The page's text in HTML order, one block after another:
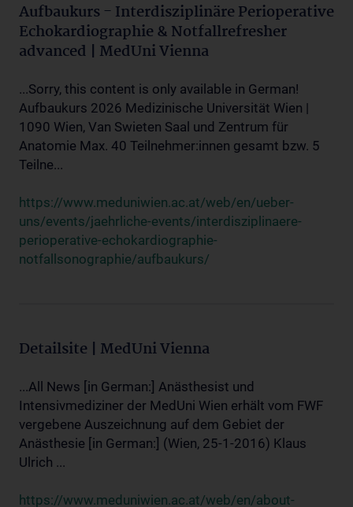
Aufbaukurs - Interdisziplinäre Perioperative
Echokardiographie & Notfallrefresher
advanced | MedUni Vienna
...Sorry, this content is only available in German!
Aufbaukurs 2026 Medizinische Universität Wien |
1090 Wien, Van Swieten Saal und Zentrum für
Anatomie Max. 40 Teilnehmer:innen gesamt bzw. 5
Teilne...
https://www.meduniwien.ac.at/web/en/ueber-
uns/events/jaehrliche-events/interdisziplinaere-
perioperative-echokardiographie-
notfallsonographie/aufbaukurs/
Detailsite | MedUni Vienna
...All News [in German:] Anästhesist und
Intensivmediziner der MedUni Wien erhält vom FWF
vergebene Auszeichnung auf dem Gebiet der
Anästhesie [in German:] (Wien, 25-1-2016) Klaus
Ulrich ...
https://www.meduniwien.ac.at/web/en/about-